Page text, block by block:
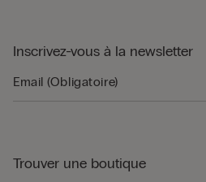
Inscrivez-vous à la newsletter
Trouver une boutique